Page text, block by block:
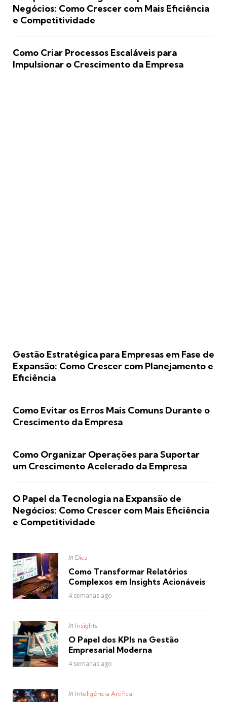
Negócios: Como Crescer com Mais Eficiência
e Competitividade
Como Criar Processos Escaláveis para
Impulsionar o Crescimento da Empresa
Gestão Estratégica para Empresas em Fase de
Expansão: Como Crescer com Planejamento e
Eficiência
Como Evitar os Erros Mais Comuns Durante o
Crescimento da Empresa
Como Organizar Operações para Suportar
um Crescimento Acelerado da Empresa
O Papel da Tecnologia na Expansão de
Negócios: Como Crescer com Mais Eficiência
e Competitividade
Posted
in Dica
Como Transformar Relatórios
Complexos em Insights Acionáveis
4 semanas ago
Posted
in Insights
O Papel dos KPIs na Gestão
Empresarial Moderna
4 semanas ago
Posted
in Inteligência Artifical